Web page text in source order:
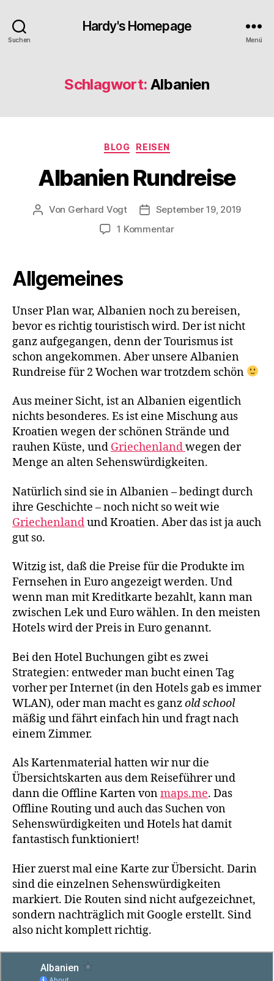
Suchen
Hardy's Homepage
Menü
Schlagwort: Albanien
Kategorien
BLOG REISEN
Albanien Rundreise
Beitragsautor
Von Gerhard Vogt Veröffentlichungsdatum
September 19, 2019
1 Kommentarzu
Allgemeines
Unser Plan war, Albanien noch zu bereisen,
bevor es richtig touristisch wird. Der ist nicht
ganz aufgegangen, denn der Tourismus ist
schon angekommen. Aber unsere Albanien
Rundreise für 2 Wochen war trotzdem schön
Aus meiner Sicht, ist an Albanien eigentlich
nichts besonderes. Es ist eine Mischung aus
Kroatien wegen der schönen Strände und
rauhen Küste, und Griechenlandwegen der
Menge an alten Sehenswürdigkeiten.
Natürlich sind sie in Albanien – bedingt durch
ihre Geschichte – noch nicht so weit wie
Griechenlandund Kroatien. Aber das ist ja auch
gut so.
Witzig ist, daß die Preise für die Produkte im
Fernsehen in Euro angezeigt werden. Und
wenn man mit Kreditkarte bezahlt, kann man
zwischen Lek und Euro wählen. In den meisten
Hotels wird der Preis in Euro genannt.
Bei den Hotel Buchungen gibt es zwei
Strategien: entweder man bucht einen Tag
vorher per Internet (in den Hotels gab es immer
WLAN), oder man macht es ganzold school
mäßig und fährt einfach hin und fragt nach
einem Zimmer.
Als Kartenmaterial hatten wir nur die
Übersichtskarten aus dem Reiseführer und
dann die Offline Karten vonmaps.me. Das
Offline Routing und auch das Suchen von
Sehenswürdigkeiten und Hotels hat damit
fantastisch funktioniert!
Hier zuerst mal eine Karte zur Übersicht. Darin
sind die einzelnen Sehenswürdigkeiten
markiert. Die Routen sind nicht aufgezeichnet,
sondern nachträglich mit Google erstellt. Sind
also nicht komplett richtig.